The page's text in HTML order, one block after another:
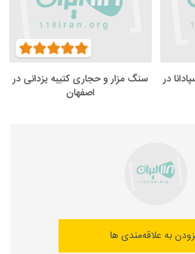
در
سنگ مزار و حجاری کتیبه یزدانی در
اصفهان
به علاقه‌مندی ها